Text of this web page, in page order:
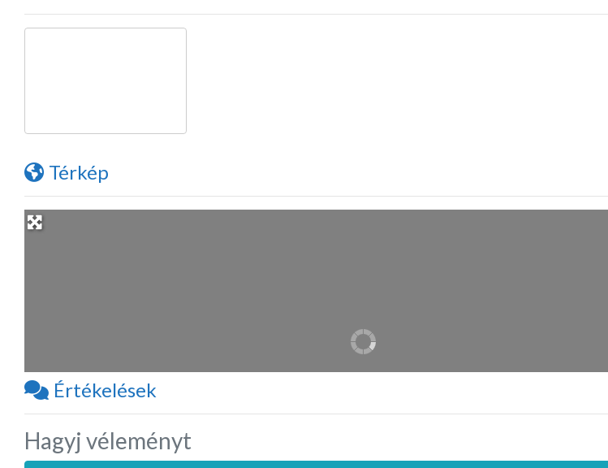
Térkép
Értékelések
Hagyj véleményt